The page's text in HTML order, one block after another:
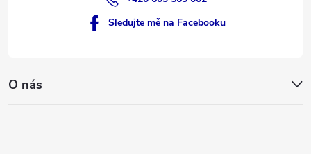
Sledujte mě na Facebooku
O nás